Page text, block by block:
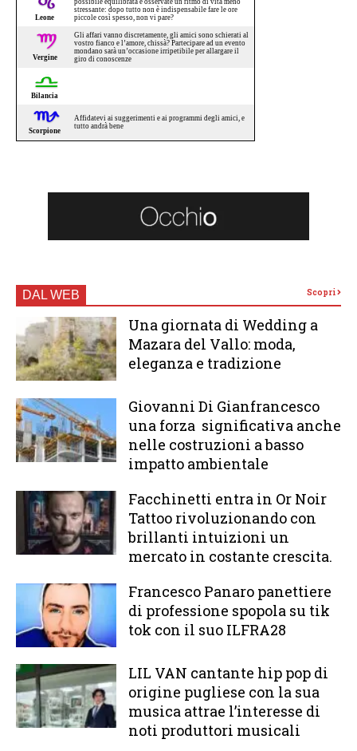
DAL WEB Scopri
Una giornata di Wedding a
Mazara del Vallo: moda,
eleganza e tradizione
Giovanni Di Gianfrancesco
una forza significativa anche
nelle costruzioni a basso
impatto ambientale
Facchinetti entra in Or Noir
Tattoo rivoluzionando con
brillanti intuizioni un
mercato in costante crescita.
Francesco Panaro panettiere
di professione spopola su tik
tok con il suo ILFRA28
LIL VAN cantante hip pop di
origine pugliese con la sua
musica attrae l’interesse di
noti produttori musicali